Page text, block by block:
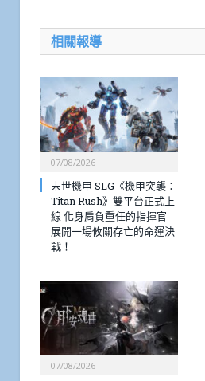
相關報導
07/08/2026
末世機甲 SLG《機甲突襲：
Titan Rush》雙平台正式上
線 化身肩負重任的指揮官
展開一場攸關存亡的命運決
戰！
07/08/2026